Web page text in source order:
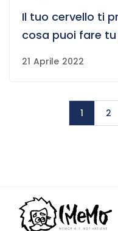
Il tuo cervello ti
cosa puoi fare tu
21 Aprile 2022
1 2